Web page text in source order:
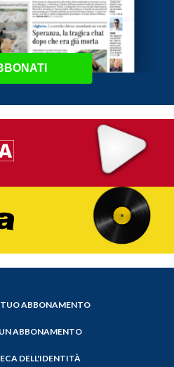
TUO ABBONAMENTO
ABBONAMENTO
DELL'IDENTITÀ